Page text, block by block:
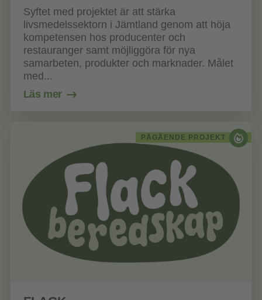
Syftet med projektet är att stärka
livsmedelssektorn i Jämtland genom att höja
kompetensen hos producenter och
restauranger samt möjliggöra för nya
samarbeten, produkter och marknader. Målet
med...
Läs mer
PÅGÅENDE PROJEKT